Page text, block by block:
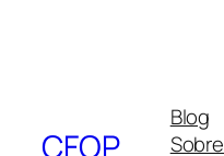
CFOP
Blog
Sobre